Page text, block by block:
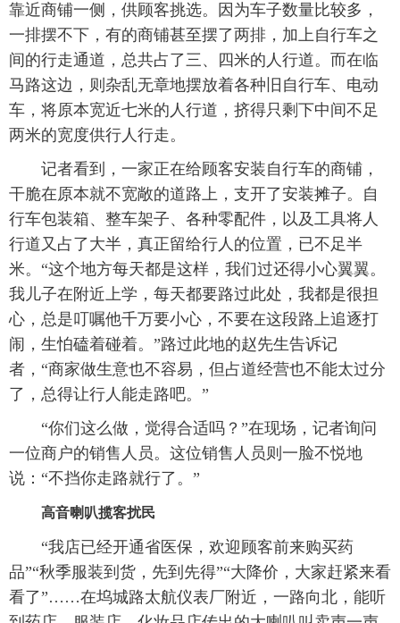
靠近商铺一侧，供顾客挑选。因为车子数量比较多，
一排摆不下，有的商铺甚至摆了两排，加上自行车之
间的行走通道，总共占了三、四米的人行道。而在临
马路这边，则杂乱无章地摆放着各种旧自行车、电动
车，将原本宽近七米的人行道，挤得只剩下中间不足
两米的宽度供行人行走。
记者看到，一家正在给顾客安装自行车的商铺，
干脆在原本就不宽敞的道路上，支开了安装摊子。自
行车包装箱、整车架子、各种零配件，以及工具将人
行道又占了大半，真正留给行人的位置，已不足半
米。“这个地方每天都是这样，我们过还得小心翼翼。
我儿子在附近上学，每天都要路过此处，我都是很担
心，总是叮嘱他千万要小心，不要在这段路上追逐打
闹，生怕磕着碰着。”路过此地的赵先生告诉记
者，“商家做生意也不容易，但占道经营也不能太过分
了，总得让行人能走路吧。”
“你们这么做，觉得合适吗？”在现场，记者询问
一位商户的销售人员。这位销售人员则一脸不悦地
说：“不挡你走路就行了。”
高音喇叭揽客扰民
“我店已经开通省医保，欢迎顾客前来购买药
品”“秋季服装到货，先到先得”“大降价，大家赶紧来看
看了”……在坞城路太航仪表厂附近，一路向北，能听